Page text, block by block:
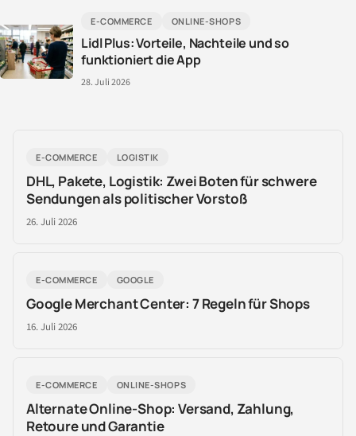
E-COMMERCE ONLINE-SHOPS
Lidl Plus: Vorteile, Nachteile und so
funktioniert die App
28. Juli 2026
E-COMMERCE LOGISTIK
DHL, Pakete, Logistik: Zwei Boten für schwere
Sendungen als politischer Vorstoß
26. Juli 2026
E-COMMERCE GOOGLE
Google Merchant Center: 7 Regeln für Shops
16. Juli 2026
E-COMMERCE ONLINE-SHOPS
Alternate Online-Shop: Versand, Zahlung,
Retoure und Garantie